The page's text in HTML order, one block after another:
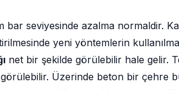
bar seviyesinde azalma normaldir.
yeni yöntemlerin
net bir şekilde görülebilir hale gelir.
Üzerinde beton bir çehre